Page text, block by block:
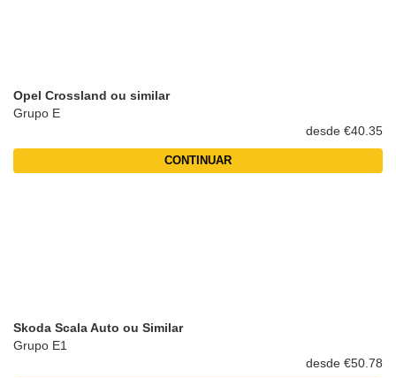
Opel Crossland ou similar
Grupo E
desde €40.35
CONTINUAR
Skoda Scala Auto ou Similar
Grupo E1
desde €50.78